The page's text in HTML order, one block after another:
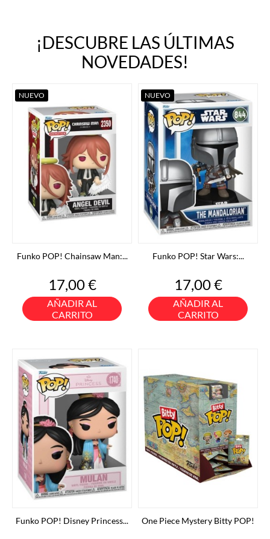
¡DESCUBRE LAS ÚLTIMAS
NOVEDADES!
Funko POP! Chainsaw Man:...
Precio
17,00 €
AÑADIR AL
CARRITO
NUEVO
Funko POP! Star Wars:...
Precio
17,00 €
AÑADIR AL
CARRITO
NUEVO
Funko POP! Disney Princess... One Piece Mystery Bitty POP!